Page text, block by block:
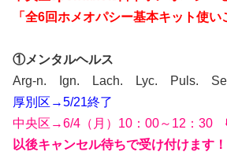
「全6回ホメオパシー基本キット使い
①メンタルヘルス
Arg-n. Ign. Lach. Lyc. Puls.
厚別区→5/21終了
中央区→6/4（月）10：00～12：30
以後キャンセル待ちで受け付けます！